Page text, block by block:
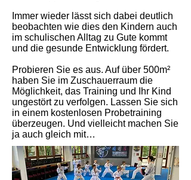
Immer wieder lässt sich dabei deutlich
beobachten wie dies den Kindern auch
im schulischen Alltag zu Gute kommt
und die gesunde Entwicklung fördert.
Probieren Sie es aus. Auf über 500m²
haben Sie im Zuschauerraum die
Möglichkeit, das Training und Ihr Kind
ungestört zu verfolgen. Lassen Sie sich
in einem kostenlosen Probetraining
überzeugen. Und vielleicht machen Sie
ja auch gleich mit…